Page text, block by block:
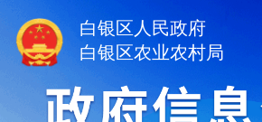
白银区人民政府
白银区农业农村局